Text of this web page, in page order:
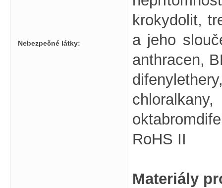
Nebezpečné látky:
krokydolit,
a jeho
anthracen,
RoHS II
Materiály